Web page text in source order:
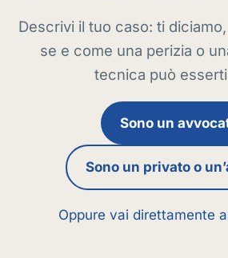
Descrivi il tuo caso: ti
se e come una perizia o
tecnica può
Sono un
Sono un privato o
Oppure vai direttamente